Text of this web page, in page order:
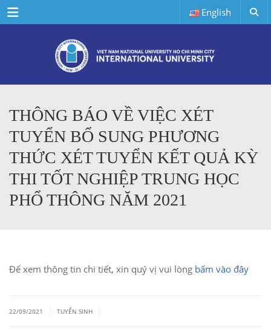
Menu English
THÔNG BÁO VỀ VIỆC XÉT
TUYỂN BỔ SUNG PHƯƠNG
THỨC XÉT TUYỂN KẾT QUẢ KỲ
THI TỐT NGHIỆP TRUNG HỌC
PHỔ THÔNG NĂM 2021
Để xem thông tin chi tiết, xin quý vị vui lòng bấm vào đây
22/09/2021 TUYỂN SINH